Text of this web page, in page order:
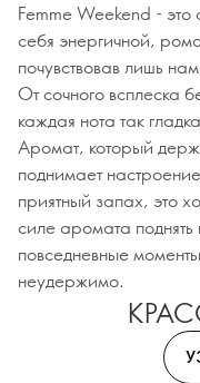
Femme Weekend -
себя энергичной,
почувствовав лишь
От сочного всплеска
каждая нота так
Аромат, который
поднимает
приятный запах, это
силе аромата
повседневные
неудержимо.